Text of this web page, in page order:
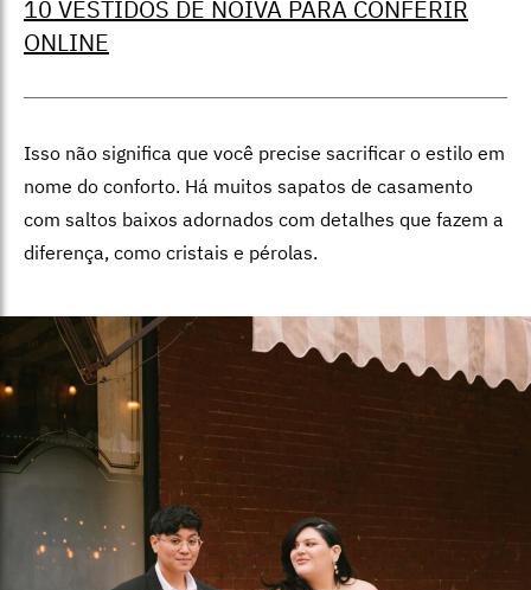
10 VESTIDOS DE NOIVA PARA CONFERIR
ONLINE
Isso não significa que você precise sacrificar o estilo em
nome do conforto. Há muitos sapatos de casamento
com saltos baixos adornados com detalhes que fazem a
diferença, como cristais e pérolas.